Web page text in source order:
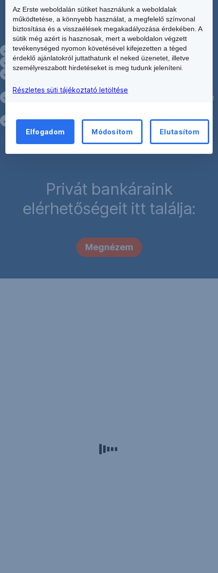
1-3.
Pécs, 7620 Pécs Rákóczi út 62-64.
Szeged, 6720 Szeged, Széchenyi tér 17.
Székesfehérvár
, 8000 Székesfehérvár, Palotai
út 4.
Szombathely
, 9700 Szombathely, Mártírok tere
Zalaegerszeg
, 8900 Zalaegerszeg Ispotály köz
Privát bankáraink
elérhetőségeit itt találja:
Megnézem
Az Erste weboldalán sütiket használunk a weboldalak
működtetése, a könnyebb használat, a megfelelő színvonal
biztosítása és a visszaélések megakadályozása érdekében. A
sütik még azért is hasznosak, mert a weboldalon végzett
tevékenységed nyomon követésével kifejezetten a téged
érdeklő ajánlatokról juttathatunk el neked üzenetet, illetve
személyreszabott hirdetéseket is meg tudunk jeleníteni.
Részletes süti tájékoztató letöltése
Elfogadom Módosítom Elutasítom